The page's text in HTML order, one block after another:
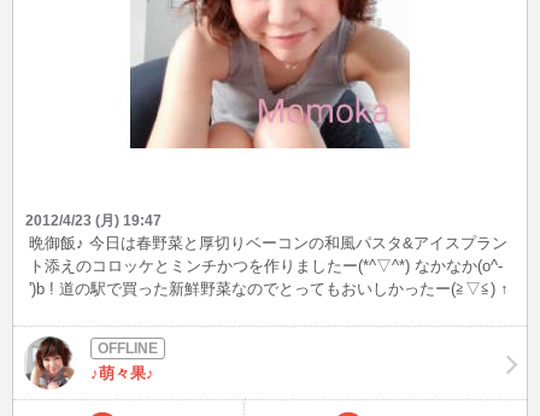
2012/4/23 (月) 19:47
晩御飯♪ 今日は春野菜と厚切りベーコンの和風パスタ&アイスプラン
ト添えのコロッケとミンチかつを作りましたー(*^▽^*) なかなか(o^-
')b ! 道の駅で買った新鮮野菜なのでとってもおいしかったー(≧▽≦) ↑
♪萌々果♪